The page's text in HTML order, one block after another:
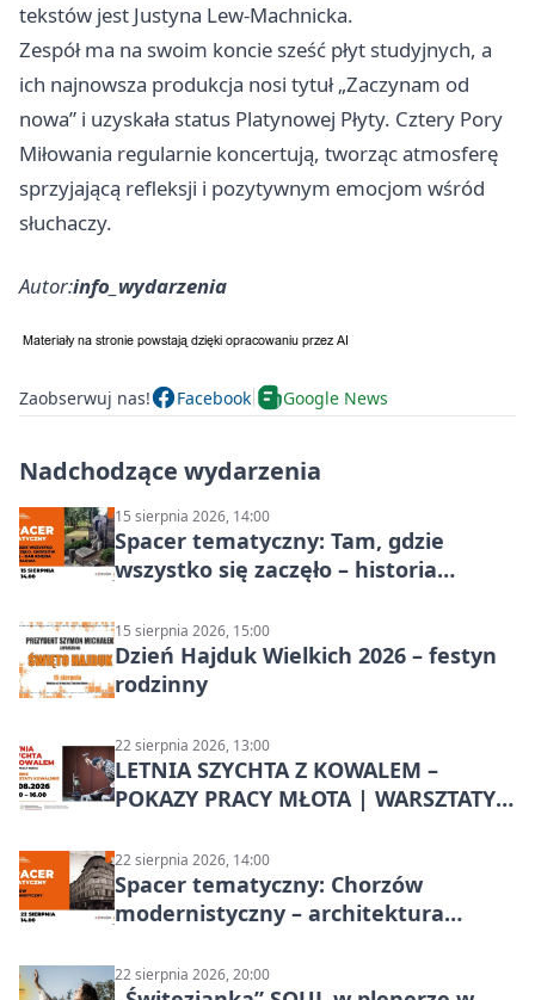
tekstów jest Justyna Lew-Machnicka.
Zespół ma na swoim koncie sześć płyt studyjnych, a
ich najnowsza produkcja nosi tytuł „Zaczynam od
nowa” i uzyskała status Platynowej Płyty. Cztery Pory
Miłowania regularnie koncertują, tworząc atmosferę
sprzyjającą refleksji i pozytywnym emocjom wśród
słuchaczy.
Autor:info_wydarzenia
Zaobserwuj nas! Facebook Google News
Nadchodzące wydarzenia
15 sierpnia 2026, 14:00
Spacer tematyczny: Tam, gdzie
wszystko się zaczęło – historia
15 sierpnia 2026, 15:00
Dzień Hajduk Wielkich 2026 – festyn
rodzinny
22 sierpnia 2026, 13:00
LETNIA SZYCHTA Z KOWALEM –
POKAZY PRACY MŁOTA | WARSZTATY
22 sierpnia 2026, 14:00
Spacer tematyczny: Chorzów
modernistyczny – architektura
22 sierpnia 2026, 20:00